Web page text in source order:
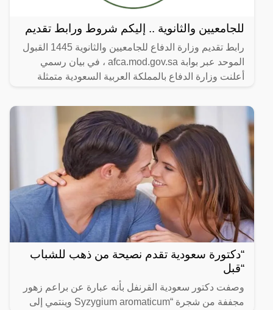
للجامعيين والثانوية .. إليكم شروط ورابط تقديم
رابط تقديم وزارة الدفاع للجامعيين والثانوية 1445 القبول
الموحد عبر بوابة afca.mod.gov.sa ، في بيان رسمي
أعلنت وزارة الدفاع بالمملكة العربية السعودية متمثلة
“دكتورة سعودية تقدم نصيحة من ذهب للشباب
“قبل
وصفت دكتور سعودية القرنفل بأنه عبارة عن براعم زهور
مجففة من شجرة “Syzygium aromaticum وينتمي إلى